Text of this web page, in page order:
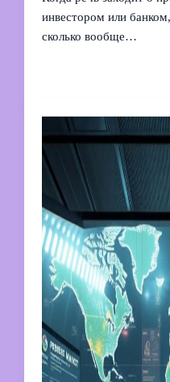
инвестором или
сколько вообще…